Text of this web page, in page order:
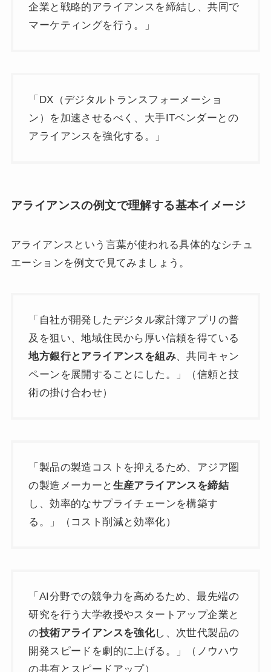
企業と戦略的アライアンスを締結し、共同で
マーケティングを行う。」
「DX（デジタルトランスフォーメーショ
ン）を加速させるべく、大手ITベンダーとの
アライアンスを強化する。」
アライアンスの例文で理解する基本イメージ
アライアンスという言葉が使われる具体的なシチュ
エーションを例文で見てみましょう。
「自社が開発したデジタル家計簿アプリの普
及を狙い、地域住民から厚い信頼を得ている
地方銀行とアライアンスを組み、共同キャン
ペーンを展開することにした。」（信頼と技
術の掛け合わせ）
「製品の製造コストを抑えるため、アジア圏
の製造メーカーと 生産アライアンスを締結
し、効率的なサプライチェーンを構築す
る。」（コスト削減と効率化）
「AI分野での競争力を高めるため、最先端の
研究を行う大学教授やスタートアップ企業と
の技術アライアンスを強化し、次世代製品の
開発スピードを劇的に上げる。」（ノウハウ
の共有とスピードアップ）